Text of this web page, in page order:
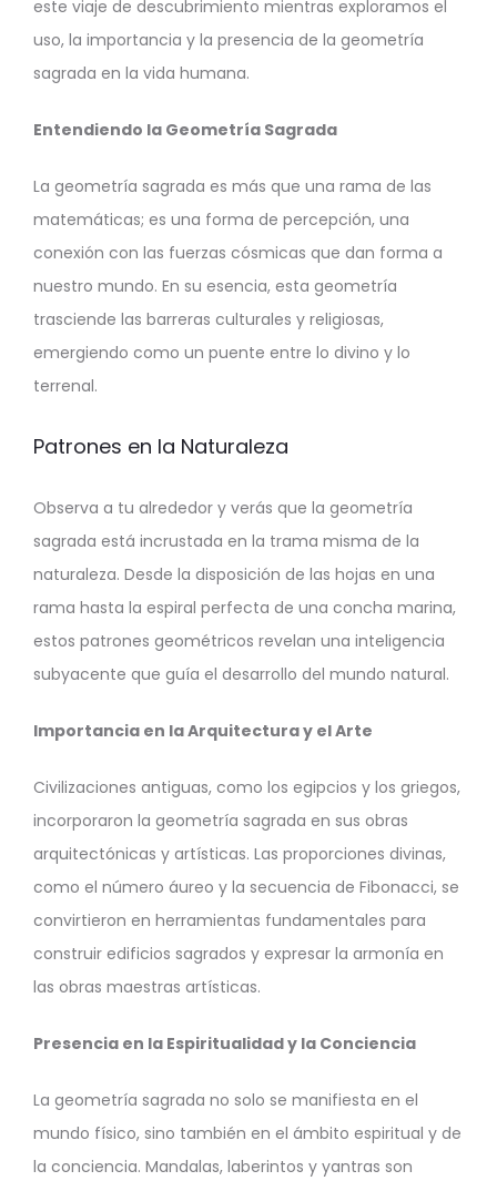
este viaje de descubrimiento mientras exploramos el
uso, la importancia y la presencia de la geometría
sagrada en la vida humana.
Entendiendo la Geometría Sagrada
La geometría sagrada es más que una rama de las
matemáticas; es una forma de percepción, una
conexión con las fuerzas cósmicas que dan forma a
nuestro mundo. En su esencia, esta geometría
trasciende las barreras culturales y religiosas,
emergiendo como un puente entre lo divino y lo
terrenal.
Patrones en la Naturaleza
Observa a tu alrededor y verás que la geometría
sagrada está incrustada en la trama misma de la
naturaleza. Desde la disposición de las hojas en una
rama hasta la espiral perfecta de una concha marina,
estos patrones geométricos revelan una inteligencia
subyacente que guía el desarrollo del mundo natural.
Importancia en la Arquitectura y el Arte
Civilizaciones antiguas, como los egipcios y los griegos,
incorporaron la geometría sagrada en sus obras
arquitectónicas y artísticas. Las proporciones divinas,
como el número áureo y la secuencia de Fibonacci, se
convirtieron en herramientas fundamentales para
construir edificios sagrados y expresar la armonía en
las obras maestras artísticas.
Presencia en la Espiritualidad y la Conciencia
La geometría sagrada no solo se manifiesta en el
mundo físico, sino también en el ámbito espiritual y de
la conciencia. Mandalas, laberintos y yantras son